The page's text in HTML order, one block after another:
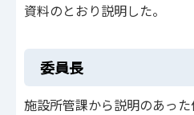
資料のとおり説明した。
委員長
施設所管課から説明のあっ